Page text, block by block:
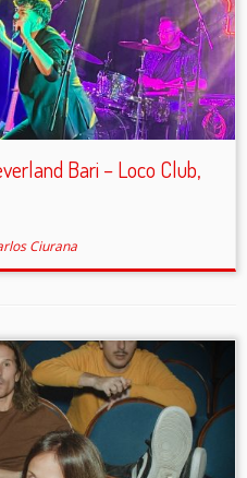
Bari – Loco Club,
Ciurana